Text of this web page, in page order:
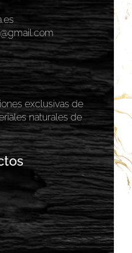
exclusivas de
naturales de